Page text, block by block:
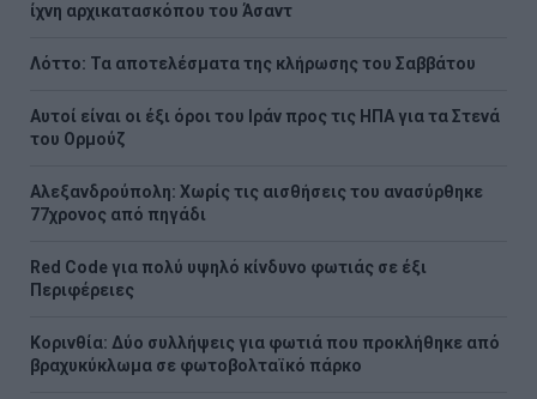
ίχνη αρχικατασκόπου του Άσαντ
Λόττο: Τα αποτελέσματα της κλήρωσης του Σαββάτου
Αυτοί είναι οι έξι όροι του Ιράν προς τις ΗΠΑ για τα Στενά
του Ορμούζ
Αλεξανδρούπολη: Χωρίς τις αισθήσεις του ανασύρθηκε
77χρονος από πηγάδι
Red Code για πολύ υψηλό κίνδυνο φωτιάς σε έξι
Περιφέρειες
Κορινθία: Δύο συλλήψεις για φωτιά που προκλήθηκε από
βραχυκύκλωμα σε φωτοβολταϊκό πάρκο